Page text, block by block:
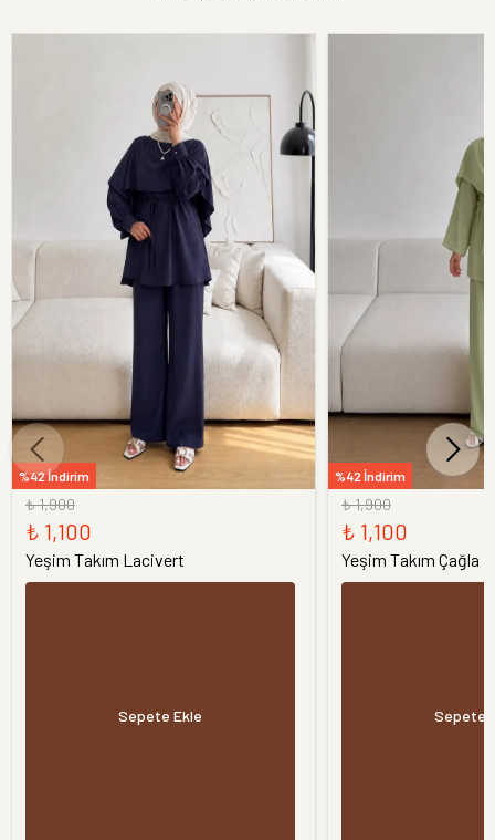
%42 İndirim
₺ 1,900
₺ 1,100
Yeşim Takım Lacivert
Sepete Ekle
%42 İndirim
₺ 1,900
₺ 1,100
Yeşim Takım Çağla
Sepete